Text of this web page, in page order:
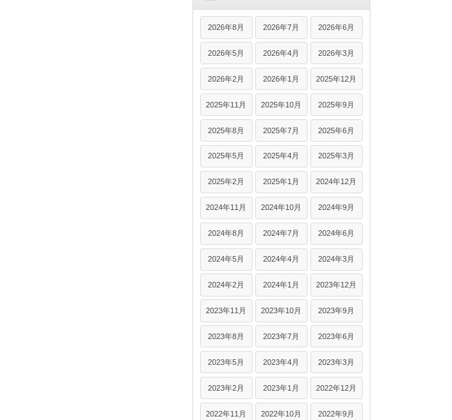
2026年8月 2026年7月 2026年6月
2026年5月 2026年4月 2026年3月
2026年2月 2026年1月 2025年12月
2025年11月 2025年10月 2025年9月
2025年8月 2025年7月 2025年6月
2025年5月 2025年4月 2025年3月
2025年2月 2025年1月 2024年12月
2024年11月 2024年10月 2024年9月
2024年8月 2024年7月 2024年6月
2024年5月 2024年4月 2024年3月
2024年2月 2024年1月 2023年12月
2023年11月 2023年10月 2023年9月
2023年8月 2023年7月 2023年6月
2023年5月 2023年4月 2023年3月
2023年2月 2023年1月 2022年12月
2022年11月 2022年10月 2022年9月